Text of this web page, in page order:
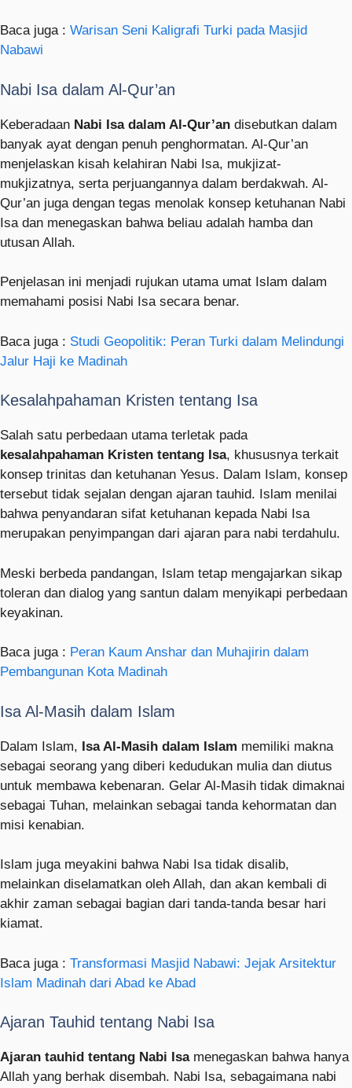
Baca juga : Warisan Seni Kaligrafi Turki pada Masjid
Nabawi
Nabi Isa dalam Al-Qur’an
Keberadaan Nabi Isa dalam Al-Qur’an disebutkan dalam
banyak ayat dengan penuh penghormatan. Al-Qur’an
menjelaskan kisah kelahiran Nabi Isa, mukjizat-
mukjizatnya, serta perjuangannya dalam berdakwah. Al-
Qur’an juga dengan tegas menolak konsep ketuhanan Nabi
Isa dan menegaskan bahwa beliau adalah hamba dan
utusan Allah.
Penjelasan ini menjadi rujukan utama umat Islam dalam
memahami posisi Nabi Isa secara benar.
Baca juga : Studi Geopolitik: Peran Turki dalam Melindungi
Jalur Haji ke Madinah
Kesalahpahaman Kristen tentang Isa
Salah satu perbedaan utama terletak pada
kesalahpahaman Kristen tentang Isa, khususnya terkait
konsep trinitas dan ketuhanan Yesus. Dalam Islam, konsep
tersebut tidak sejalan dengan ajaran tauhid. Islam menilai
bahwa penyandaran sifat ketuhanan kepada Nabi Isa
merupakan penyimpangan dari ajaran para nabi terdahulu.
Meski berbeda pandangan, Islam tetap mengajarkan sikap
toleran dan dialog yang santun dalam menyikapi perbedaan
keyakinan.
Baca juga : Peran Kaum Anshar dan Muhajirin dalam
Pembangunan Kota Madinah
Isa Al-Masih dalam Islam
Dalam Islam, Isa Al-Masih dalam Islam memiliki makna
sebagai seorang yang diberi kedudukan mulia dan diutus
untuk membawa kebenaran. Gelar Al-Masih tidak dimaknai
sebagai Tuhan, melainkan sebagai tanda kehormatan dan
misi kenabian.
Islam juga meyakini bahwa Nabi Isa tidak disalib,
melainkan diselamatkan oleh Allah, dan akan kembali di
akhir zaman sebagai bagian dari tanda-tanda besar hari
kiamat.
Baca juga : Transformasi Masjid Nabawi: Jejak Arsitektur
Islam Madinah dari Abad ke Abad
Ajaran Tauhid tentang Nabi Isa
Ajaran tauhid tentang Nabi Isamenegaskan bahwa hanya
Allah yang berhak disembah. Nabi Isa, sebagaimana nabi